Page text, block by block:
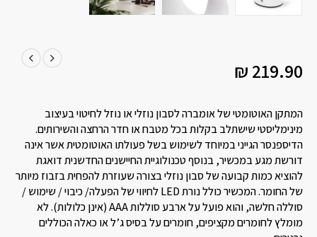
₪ 219.90
המתקן האוטומטי של אומברה לסבון נוזלי או נוזל לחיטוי בעיצוב
מינימליסטי שישתלב בקלות בכל מטבח או חדר הרחצה והשירותים.
הדיספנסר הגייני במיוחד לשימוש בשל פעולתו האוטומטית אשר אינה
דורשת מגע במכשיר, בנוסף טכנולוגיית החיישנים החדשנית דואגת
להוציא כמות קבועה של סבון נוזלי בצורה שעוזרת להפחית בזבוז מיותר
של החומר. המכשיר כולל נורת LED לחיווי של הפעלה/ כיבוי / שימוש /
סוללה חלשה, והוא פועל על ארבע סוללות AAA (אינן כלולות). לא
מומלץ לחומרים מקציפים, חומרים על בסיס ג’ל או כאלה הכוללים